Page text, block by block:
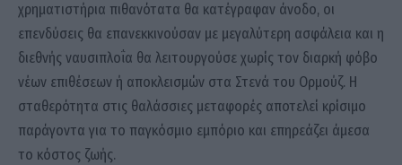
χρηματιστήρια πιθανότατα θα κατέγραφαν άνοδο, οι
επενδύσεις θα επανεκκινούσαν με μεγαλύτερη ασφάλεια και η
διεθνής ναυσιπλοΐα θα λειτουργούσε χωρίς τον διαρκή φόβο
νέων επιθέσεων ή αποκλεισμών στα Στενά του Ορμούζ. Η
σταθερότητα στις θαλάσσιες μεταφορές αποτελεί κρίσιμο
παράγοντα για το παγκόσμιο εμπόριο και επηρεάζει άμεσα
το κόστος ζωής.